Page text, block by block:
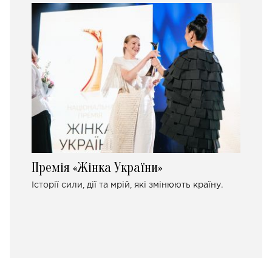
Премія «Жінка України»
Історії сили, дії та мрій, які змінюють країну.